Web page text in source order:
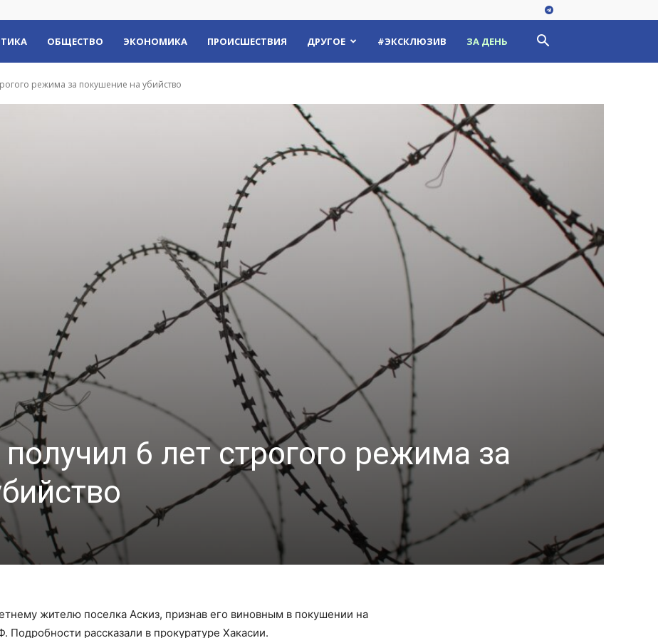
ОБЩЕСТВО ЭКОНОМИКА ПРОИСШЕСТВИЯ ДРУГОЕ #ЭКСКЛЮЗИВ ЗА ДЕНЬ
режима за покушение на убийство
6 лет строгого режима за
жителю поселка Аскиз, признав его виновным в покушении на
Подробности рассказали в прокуратуре Хакасии.